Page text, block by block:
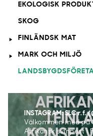
EKOLOGISK
SKOG
FINLÄNDSK MAT
MARK OCH MILJÖ
INSTAGRAM: SLC r.f.
Välkommen med på
Afrikansk svinpest i